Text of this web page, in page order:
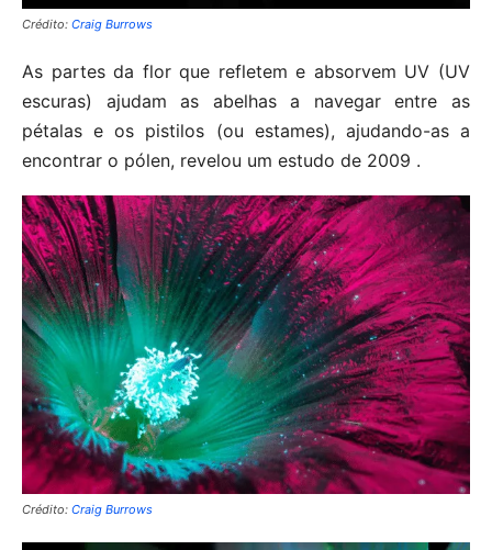
Crédito: Craig Burrows
As partes da flor que refletem e absorvem UV (UV
escuras) ajudam as abelhas a navegar entre as
pétalas e os pistilos (ou estames), ajudando-as a
encontrar o pólen, revelou um estudo de 2009 .
Crédito: Craig Burrows